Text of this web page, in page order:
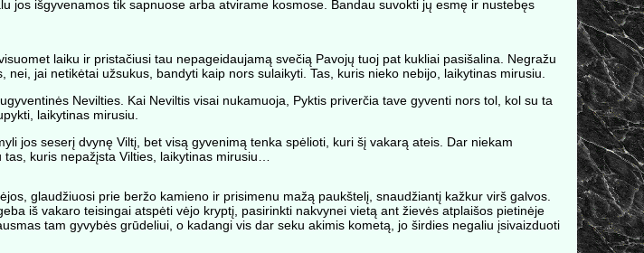
jos išgyvenamos tik sapnuose arba atvirame kosmose. Bandau suvokti jų esmę ir nustebęs
laiku ir pristačiusi tau nepageidaujamą svečią Pavojų tuoj pat kukliai pasišalina. Negražu
jai netikėtai užsukus, bandyti kaip nors sulaikyti. Tas, kuris nieko nebijo, laikytinas mirusiu.
Nevilties. Kai Neviltis visai nukamuoja, Pyktis priverčia tave gyventi nors tol, kol su ta
laikytinas mirusiu.
jos seserį dvynę Viltį, bet visą gyvenimą tenka spėlioti, kuri šį vakarą ateis. Dar niekam
kuris nepažįsta Vilties, laikytinas mirusiu…
glaudžiuosi prie beržo kamieno ir prisimenu mažą paukštelį, snaudžiantį kažkur virš galvos.
iš vakaro teisingai atspėti vėjo kryptį, pasirinkti nakvynei vietą ant žievės atplaišos pietinėje
tam gyvybės grūdeliui, o kadangi vis dar seku akimis kometą, jo širdies negaliu įsivaizduoti